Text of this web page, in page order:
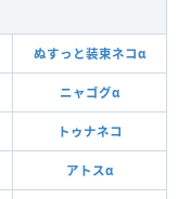
ぬすっと装束ネコα
ニャゴグα
トゥナネコ
アトスα